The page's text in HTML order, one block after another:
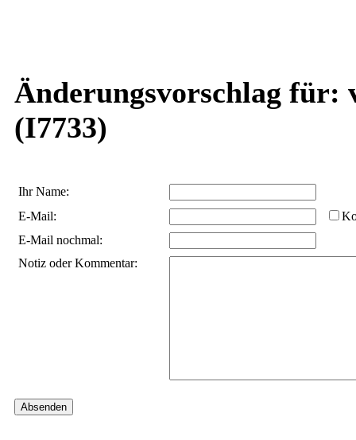
Änderungsvorschlag für:
(I7733)
Ihr Name:
E-Mail:
E-Mail nochmal:
Notiz oder Kommentar: